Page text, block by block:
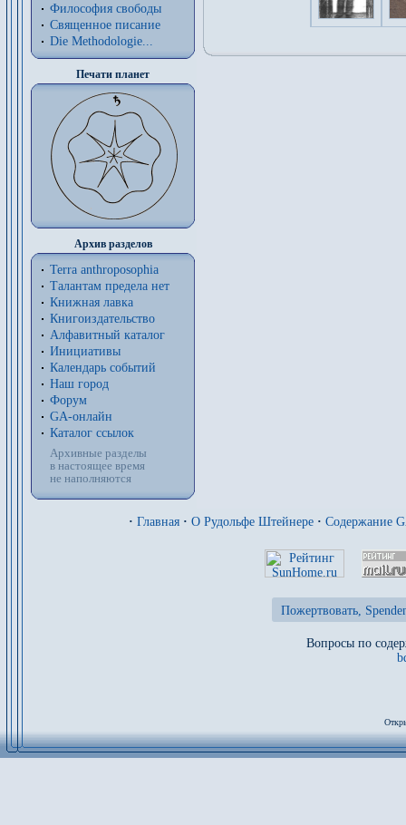
Философия cвободы
Священное писание
Die Methodologie...
Печати планет
Архив разделов
Terra anthroposophia
Талантам предела нет
Книжная лавка
Книгоиздательство
Алфавитный каталог
Инициативы
Календарь событий
Наш город
Форум
GA-онлайн
Каталог ссылок
Архивные разделы
в настоящее время
не наполняются
· Главная · О Рудольфе Штейнере · Содержание
Пожертвовать,
Вопросы по